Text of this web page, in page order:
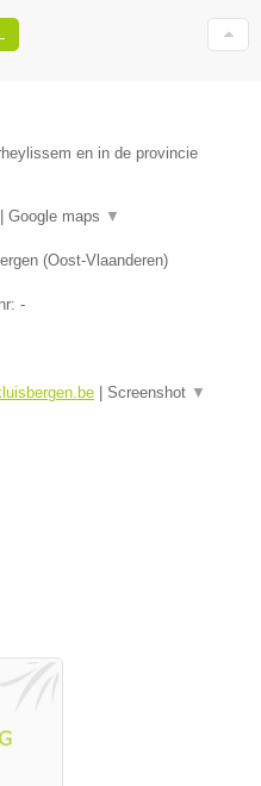
en in de provincie
Google maps ▼
(Oost-Vlaanderen)
-
Screenshot ▼